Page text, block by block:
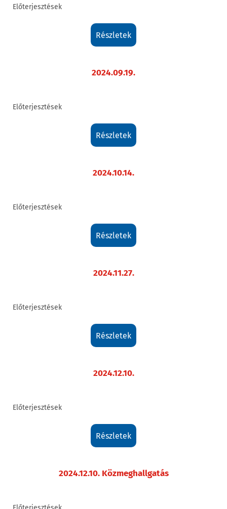
Előterjesztések
részletek
2024.09.19.
Előterjesztések
részletek
2024.10.14.
Előterjesztések
részletek
2024.11.27.
Előterjesztések
részletek
2024.12.10.
Előterjesztések
részletek
2024.12.10. Közmeghallgatás